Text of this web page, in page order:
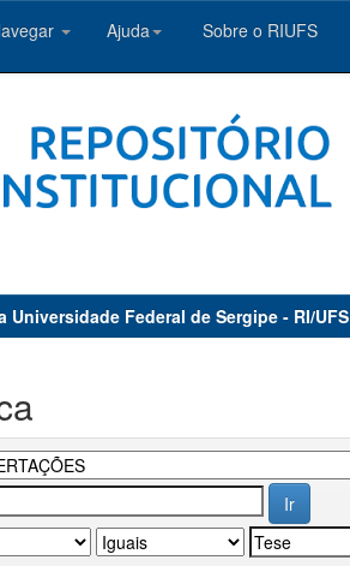
Ajuda Sobre o RIUFS
Federal de Sergipe - RI/UFS